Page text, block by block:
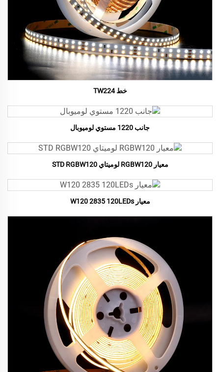
خط TW224
جانب 1220 مستوي لوميوبال
معيار RGBW120 لوميتاي STD RGBW120
معيار W120 2835 120LEDs